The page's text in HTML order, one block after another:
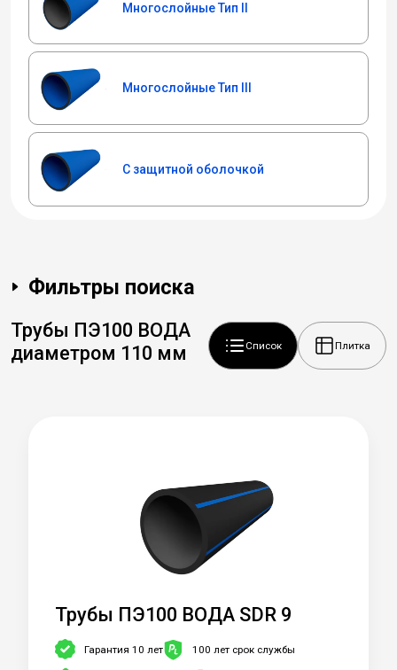
Многослойные Тип II
Многослойные Тип III
С защитной оболочкой
Фильтры поиска
Трубы ПЭ100 ВОДА
диаметром 110 мм
Список Плитка
Трубы ПЭ100 ВОДА SDR 9
Гарантия 10 лет 100 лет срок службы